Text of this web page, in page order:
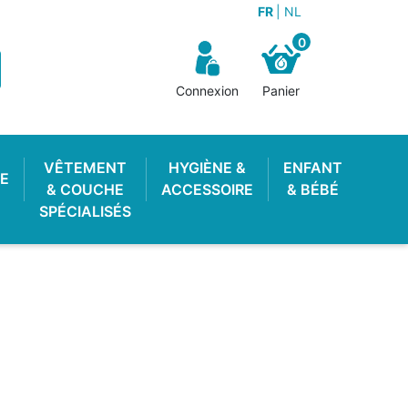
FR NL
Connexion
0
Panier
VÊTEMENT
& COUCHE
SPÉCIALISÉS
HYGIÈNE &
ACCESSOIRE
ENFANT
& BÉBÉ